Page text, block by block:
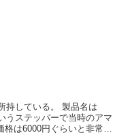
持している。 製品名は
うステッパーで当時のアマ
格は6000円ぐらいと非常に